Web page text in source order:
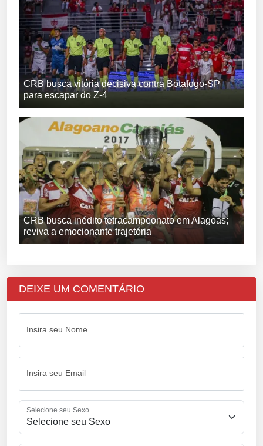
CRB busca vitória decisiva contra Botafogo-SP
para escapar do Z-4
CRB busca inédito tetracampeonato em Alagoas;
reviva a emocionante trajetória
DEIXE UM COMENTÁRIO
Insira seu Nome
Insira seu Email
Selecione seu Sexo